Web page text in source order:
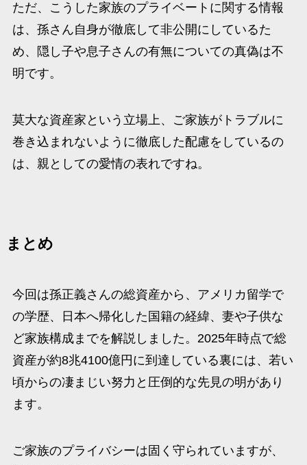
ただ、こうした家族のプライベートに関する情報
は、孫さん自身が徹底して非公開にしているた
め、隠し子や息子さんの有無についての真偽は不
明です。
莫大な資産家という立場上、ご家族がトラブルに
巻き込まれないように徹底した配慮をしているの
は、親としての愛情の表れですね。​
まとめ
今回は孫正義さんの総資産から、アメリカ留学で
の学歴、日本へ帰化した国籍の経緯、妻や子供な
ど家族構成までを解説しました。2025年時点で総
資産が約8兆4100億円に到達している裏には、若い
頃からの凄まじい努力と圧倒的な先見の明があり
ます。
ご家族のプライバシーは固く守られていますが、